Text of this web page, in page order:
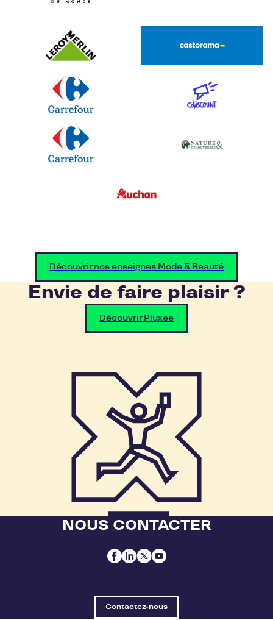
Découvrir nos enseignes Mode & Beauté
Envie de faire plaisir ?
Découvrir Pluxee
NOUS CONTACTER
Contactez-nous